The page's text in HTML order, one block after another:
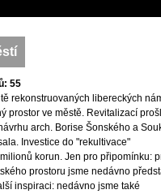
55
rekonstruovaných libereckých
prostor ve městě. Revitalizací
arch. Borise Šonského a
Investice do "rekultivace"
korun. Jen pro připomínku:
prostoru jsme nedávno
inspiraci: nedávno jsme také